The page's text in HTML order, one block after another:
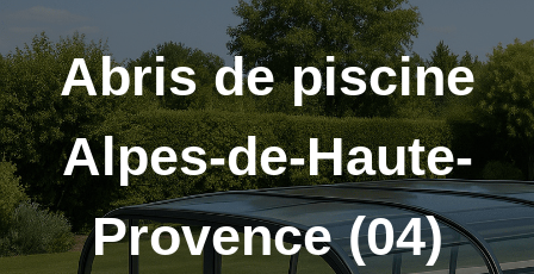
Abris de piscine
Alpes-de-Haute-
Provence (04)